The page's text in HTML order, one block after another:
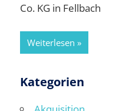
Co. KG in Fellbach
Weiterlesen
Kategorien